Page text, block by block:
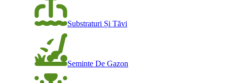
Substraturi Și Tăvi
Seminte De Gazon